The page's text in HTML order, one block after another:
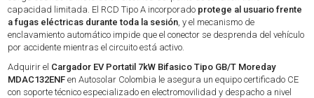
capacidad limitada. El RCD Tipo A incorporado protege al usuario frente
a fugas eléctricas durante toda la sesión , y el mecanismo de
enclavamiento automático impide que el conector se desprenda del vehículo
por accidente mientras el circuito está activo.
Adquirir el Cargador EV Portatil 7kW Bifasico Tipo GB/T Moreday
MDAC132ENF en Autosolar Colombia le asegura un equipo certificado CE
con soporte técnico especializado en electromovilidad y despacho a nivel